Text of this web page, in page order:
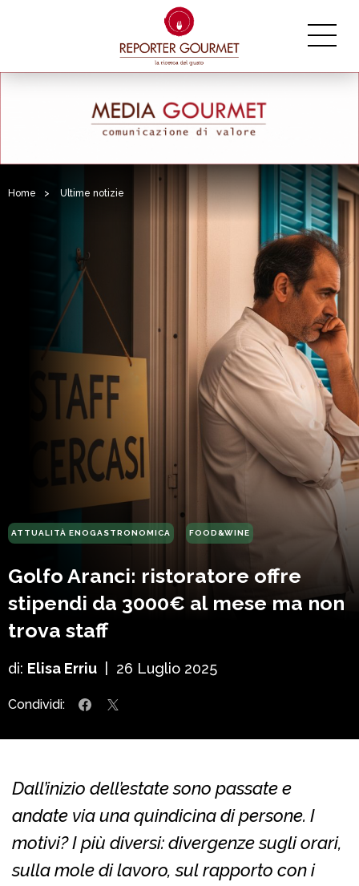
Home > Ultime notizie
ATTUALITÀ ENOGASTRONOMICA FOOD&WINE
Golfo Aranci: ristoratore offre
stipendi da 3000€ al mese ma non
trova staff
di: Elisa Erriu 26 Luglio 2025
Condividi:
Dall’inizio dell’estate sono passate e
andate via una quindicina di persone. I
motivi? I più diversi: divergenze sugli orari,
sulla mole di lavoro, sul rapporto con i